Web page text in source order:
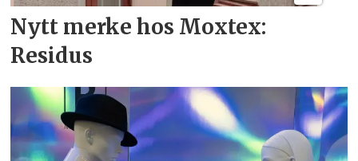
Nytt merke hos Moxtex:
Residus